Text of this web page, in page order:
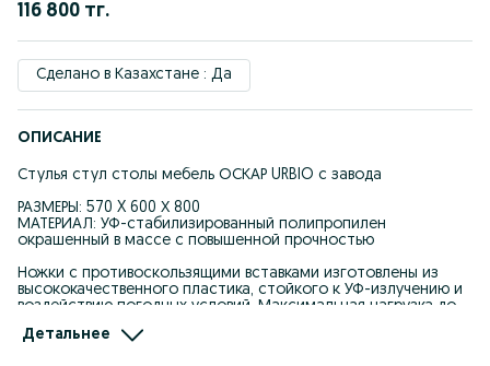
116 800 тг.
Сделано в Казахстане : Да
ОПИСАНИЕ
Стулья стул столы мебель ОСКАР URBIO с завода
РАЗМЕРЫ: 570 X 600 Х 800
МАТЕРИАЛ: УФ-стабилизированный полипропилен
окрашенный в массе с повышенной прочностью
Ножки с противоскользящими вставками изготовлены из
высококачественного пластика, стойкого к УФ-излучению и
воздействию погодных условий. Максимальная нагрузка до
Детальнее